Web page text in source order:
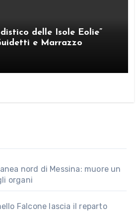
delle Isole Eolie”
e Marrazzo
nord di Messina: muore un
organi
Falcone lascia il reparto